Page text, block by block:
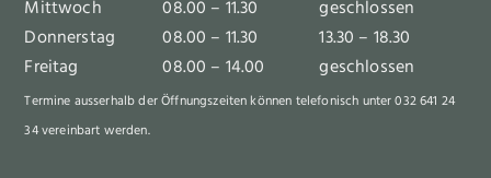
Mittwoch
08.00 – 11.30
geschlossen
Donnerstag
08.00 – 11.30
13.30 – 18.30
Freitag
08.00 – 14.00 geschlossen
Termine ausserhalb der Öffnungszeiten können telefonisch unter 032 641 24
34 vereinbart werden.